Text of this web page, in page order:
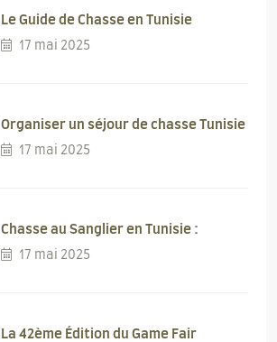
Le Guide de Chasse en Tunisie
17 mai 2025
Organiser un séjour de chasse Tunisie
17 mai 2025
Chasse au Sanglier en Tunisie :
17 mai 2025
La 42ème Édition du Game Fair